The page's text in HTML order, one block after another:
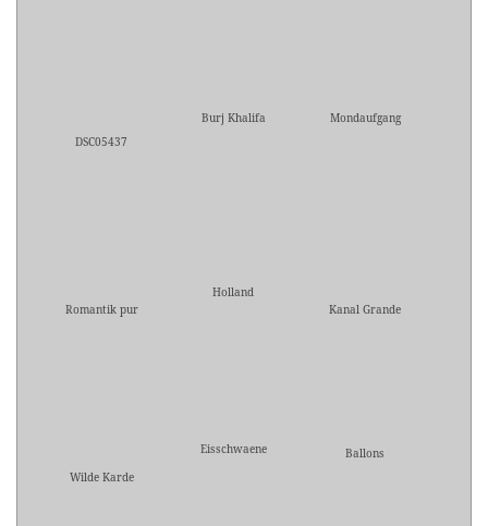
DSC05437
Burj Khalifa Mondaufgang
Romantik pur
Holland
Kanal Grande
Wilde Karde
Eisschwaene Ballons